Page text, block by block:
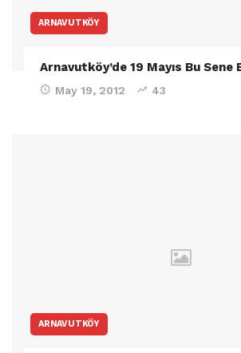
ARNAVUTKÖY
Arnavutköy’de 19 Mayıs Bu Sene
May 19, 2012 43
ARNAVUTKÖY